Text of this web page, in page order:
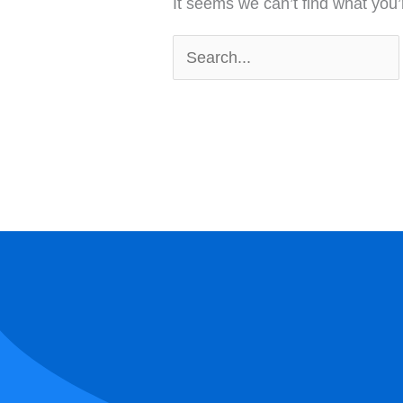
It seems we can’t find what